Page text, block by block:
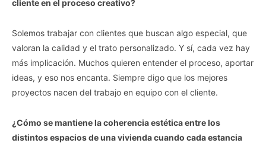
cliente en el proceso creativo?
Solemos trabajar con clientes que buscan algo especial, que
valoran la calidad y el trato personalizado. Y sí, cada vez hay
más implicación. Muchos quieren entender el proceso, aportar
ideas, y eso nos encanta. Siempre digo que los mejores
proyectos nacen del trabajo en equipo con el cliente.
¿Cómo se mantiene la coherencia estética entre los
distintos espacios de una vivienda cuando cada estancia